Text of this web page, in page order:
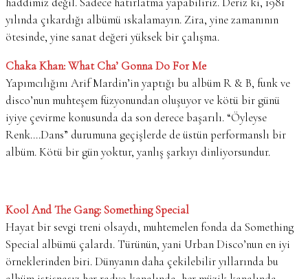
yılında çıkardığı albümü ıskalamayın. Zira, yine zamanının
ötesinde, yine sanat değeri yüksek bir çalışma.
Chaka Khan: What Cha’ Gonna Do For Me
Yapımcılığını Arif Mardin’in yaptığı bu albüm R & B, funk ve
disco’nun muhteşem füzyonundan oluşuyor ve kötü bir günü
iyiye çevirme konusunda da son derece başarılı. “Öyleyse
Renk….Dans” durumuna geçişlerde de üstün performanslı bir
albüm. Kötü bir gün yoktur, yanlış şarkıyı dinliyorsundur.
Kool And The Gang: Something Special
Hayat bir sevgi treni olsaydı, muhtemelen fonda da Something
Special albümü çalardı. Türünün, yani Urban Disco’nun en iyi
örneklerinden biri. Dünyanın daha çekilebilir yıllarında bu